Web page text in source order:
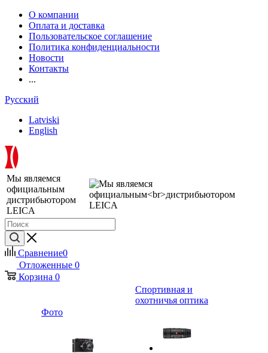
О компании
Оплата и доставка
Пользовательское соглашение
Политика конфиденциальности
Новости
Контакты
...
Русский
Latviski
English
Мы являемся
официальным
дистрибьютором
LEICA
Сравнение0
Отложенные 0
Корзина 0
Фото
Спортивная и
охотничья оптика